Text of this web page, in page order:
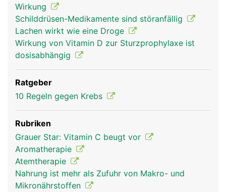
Wirkung
Schilddrüsen-Medikamente sind störanfällig
Lachen wirkt wie eine Droge
Wirkung von Vitamin D zur Sturzprophylaxe ist
dosisabhängig
Ratgeber
10 Regeln gegen Krebs
Rubriken
Grauer Star: Vitamin C beugt vor
Aromatherapie
Atemtherapie
Nahrung ist mehr als Zufuhr von Makro- und
Mikronährstoffen